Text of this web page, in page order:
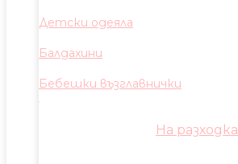
Детски одеяла
Балдахини
Бебешки възглавнички
На разходка